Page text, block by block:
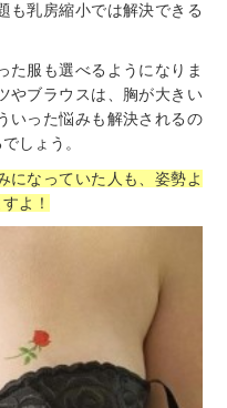
も乳房縮小では解決できる
た服も選べるようになりま
やブラウスは、胸が大きい
いった悩みも解決されるの
しょう。
になっていた人も、姿勢よ
よ！